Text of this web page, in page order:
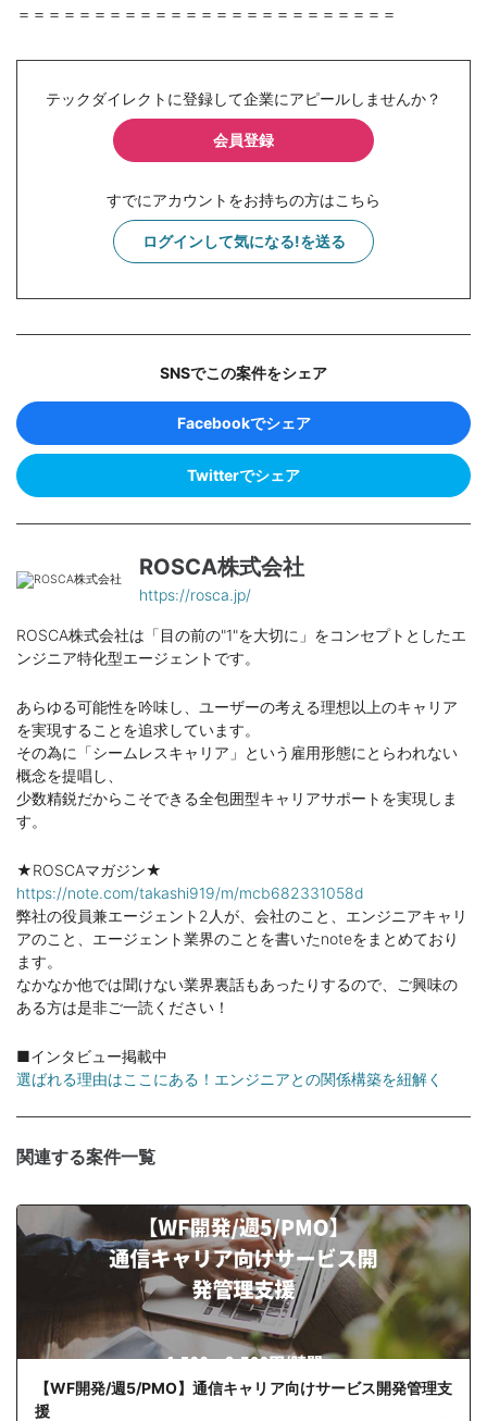
＝＝＝＝＝＝＝＝＝＝＝＝＝＝＝＝＝＝＝＝＝＝＝＝＝
テックダイレクトに登録して企業にアピールしませんか？
会員登録
すでにアカウントをお持ちの方はこちら
ログインして気になる!を送る
SNSでこの案件をシェア
Facebookでシェア
Twitterでシェア
ROSCA株式会社
https://rosca.jp/
ROSCA株式会社は「目の前の"1"を大切に」をコンセプトとしたエ
ンジニア特化型エージェントです。
あらゆる可能性を吟味し、ユーザーの考える理想以上のキャリア
を実現することを追求しています。
その為に「シームレスキャリア」という雇用形態にとらわれない
概念を提唱し、
少数精鋭だからこそできる全包囲型キャリアサポートを実現しま
す。
★ROSCAマガジン★
https://note.com/takashi919/m/mcb682331058d
弊社の役員兼エージェント2人が、会社のこと、エンジニアキャリ
アのこと、エージェント業界のことを書いたnoteをまとめており
ます。
なかなか他では聞けない業界裏話もあったりするので、ご興味の
ある方は是非ご一読ください！
■インタビュー掲載中
選ばれる理由はここにある！エンジニアとの関係構築を紐解く
関連する案件一覧
【WF開発/週5/PMO】通信キャリア向けサービス開発管理支
援